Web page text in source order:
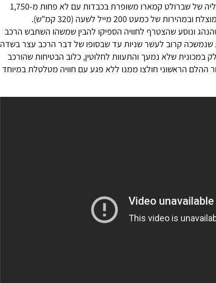
המקרה הראשן התרחש כשבעליה של שברולט קמארו משופרת בכבדות עם לא פחות מ-1,750
של כמעט 200 מייל לשעה (320 קמ"ש).
ונוסע שהצטרף לחוויה הספיקו להבין שמשהו השתבש הרכב
שנמשכה קרוב לעשר שניות עד שבסופו של דבר הרכב עצר בשדה
במכונית שלא נמעך והתעוות לחלוטין, כלוב הבטיחות שהורכב
הראשוני חולצו ממנו ללא פגע עם חוויה מטלטלת במיוחד